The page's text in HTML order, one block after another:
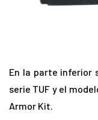
En la parte inferior
serie TUF y el
Armor Kit.